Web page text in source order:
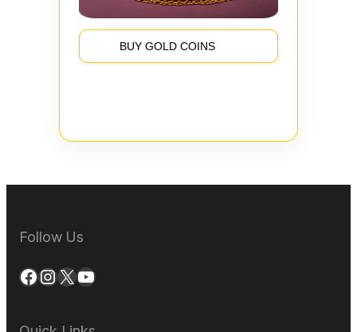
BUY GOLD COINS
Follow Us
Facebook InstagramX YouTube